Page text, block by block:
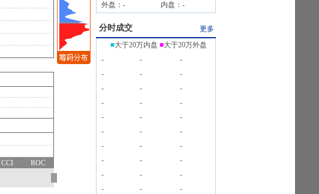
均线
EXPMA
SAR
BBI
CCI ROC
外盘： - 内盘： -
分时成交
更多
■大于20万内盘 ■大于20万外盘
-
-
-
-
-
-
-
-
-
-
-
-
-
-
-
-
-
-
-
-
-
-
-
-
-
-
-
-
-
-